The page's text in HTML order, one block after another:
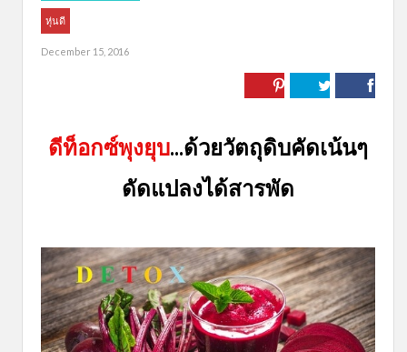
หุ่นดี
December 15, 2016
ดีท็อกซ์พุงยุบ...ด้วยวัตถุดิบคัดเน้นๆ
ดัดแปลงได้สารพัด